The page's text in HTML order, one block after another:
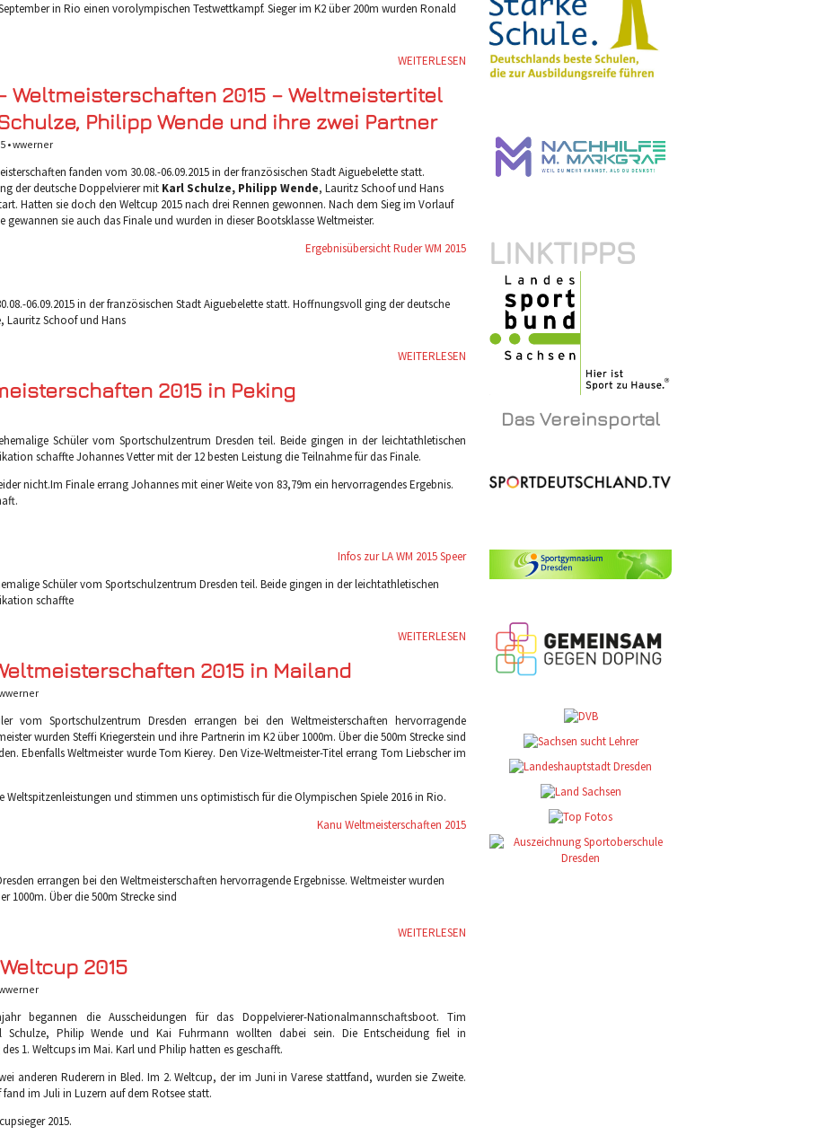
in Rio einen vorolympischen Testwettkampf. Sieger im K2 über 200m wurden Ronald
WEITERLESEN
Weltmeisterschaften 2015 – Weltmeistertitel
Philipp Wende und ihre zwei Partner
•wwerner
fanden vom 30.08.-06.09.2015 in der französischen Stadt Aiguebelette statt.
der deutsche Doppelvierer mit Karl Schulze, Philipp Wende, Lauritz Schoof und Hans
Hatten sie doch den Weltcup 2015 nach drei Rennen gewonnen. Nach dem Sieg im Vorlauf
gewannen sie auch das Finale und wurden in dieser Bootsklasse Weltmeister.
Ergebnisübersicht Ruder WM 2015
06.09.2015 in der französischen Stadt Aiguebelette statt. Hoffnungsvoll ging der deutsche
Lauritz Schoof und Hans
WEITERLESEN
2015 in Peking
Schüler vom Sportschulzentrum Dresden teil. Beide gingen in der leichtathletischen
schaffte Johannes Vetter mit der 12 besten Leistung die Teilnahme für das Finale.
nicht.Im Finale errang Johannes mit einer Weite von 83,79m ein hervorragendes Ergebnis.
Infos zur LA WM 2015 Speer
Schüler vom Sportschulzentrum Dresden teil. Beide gingen in der leichtathletischen
schaffte
WEITERLESEN
2015 in Mailand
vom Sportschulzentrum Dresden errangen bei den Weltmeisterschaften hervorragende
wurden Steffi Kriegerstein und ihre Partnerin im K2 über 1000m. Über die 500m Strecke sind
Ebenfalls Weltmeister wurde Tom Kierey. Den Vize-Weltmeister-Titel errang Tom Liebscher im
Weltspitzenleistungen und stimmen uns optimistisch für die Olympischen Spiele 2016 in Rio.
Kanu Weltmeisterschaften 2015
errangen bei den Weltmeisterschaften hervorragende Ergebnisse. Weltmeister wurden
1000m. Über die 500m Strecke sind
WEITERLESEN
2015
begannen die Ausscheidungen für das Doppelvierer-Nationalmannschaftsboot. Tim
Schulze, Philip Wende und Kai Fuhrmann wollten dabei sein. Die Entscheidung fiel in
1. Weltcups im Mai. Karl und Philip hatten es geschafft.
anderen Ruderern in Bled. Im 2. Weltcup, der im Juni in Varese stattfand, wurden sie Zweite.
fand im Juli in Luzern auf dem Rotsee statt.
2015.
LINKTIPPS
Das Vereinsportal